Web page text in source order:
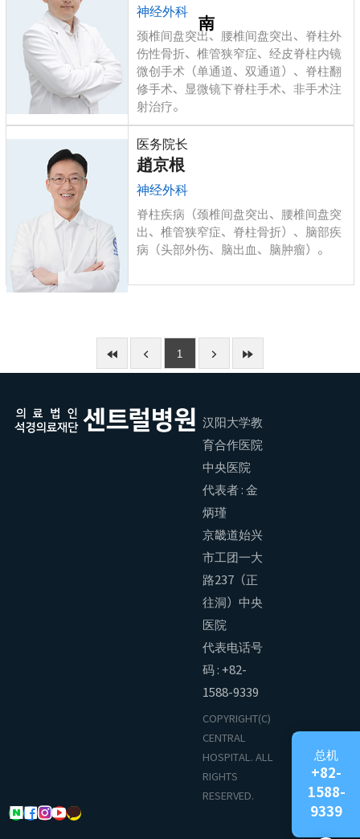
南
总机
+82-
1588-
9339
神经外科
颈椎间盘突出、腰椎间盘突出、脊柱外
伤性骨折、椎管狭窄症、经皮脊柱内镜
微创手术（单通道、双通道）、脊柱翻
修手术、显微镜下脊柱手术、非手术注
射治疗。
医务院长
趙京根
神经外科
脊柱疾病（颈椎间盘突出、腰椎间盘突
出、椎管狭窄症、脊柱骨折）、脑部疾
病（头部外伤、脑出血、脑肿瘤）。
1
汉阳大学教
育合作医院
中央医院
代表者 : 金
炳瑾
京畿道始兴
市工团一大
路237（正
往洞）中央
医院
代表电话号
码 : +82-
1588-9339
COPYRIGHT(C)
CENTRAL
HOSPITAL. ALL
RIGHTS
RESERVED.